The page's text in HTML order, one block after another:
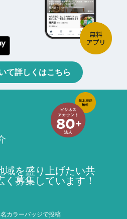
て詳しくはこちら
域を盛り上げたい共
募集しています！
カラーバッジで投稿